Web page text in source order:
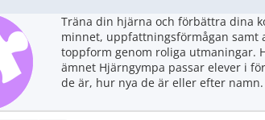
Träna din hjärna och förbättra dina
minnet, uppfattningsförmågan samt
toppform genom roliga utmaningar.
ämnet Hjärngympa passar elever i
de är, hur nya de är eller efter namn.